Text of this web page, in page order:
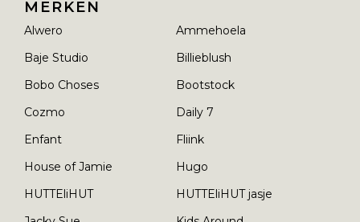
MERKEN
Alwero
Ammehoela
Baje Studio
Billieblush
Bobo Choses
Bootstock
Cozmo
Daily 7
Enfant
Fliink
House of Jamie
Hugo
HUTTEliHUT
HUTTEliHUT jasje